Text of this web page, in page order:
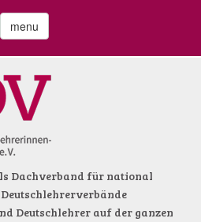
menu
Dachverband für national
Deutschlehrer auf der ganzen